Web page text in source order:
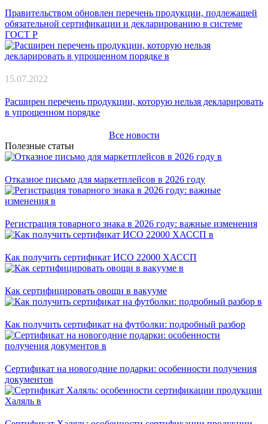
Правительством обновлен перечень продукции, подлежащей
обязательной сертификации и декларированию в системе
ГОСТ Р
15.07.2022
Расширен перечень продукции, которую нельзя декларировать
в упрощенном порядке
Все новости
Полезные статьи
Отказное письмо для маркетплейсов в 2026 году
Регистрация товарного знака в 2026 году: важные изменения
Как получить сертификат ИСО 22000 ХАССП
Как сертифицировать овощи в вакууме
Как получить сертификат на футболки: подробный разбор
Сертификат на новогодние подарки: особенности получения
документов